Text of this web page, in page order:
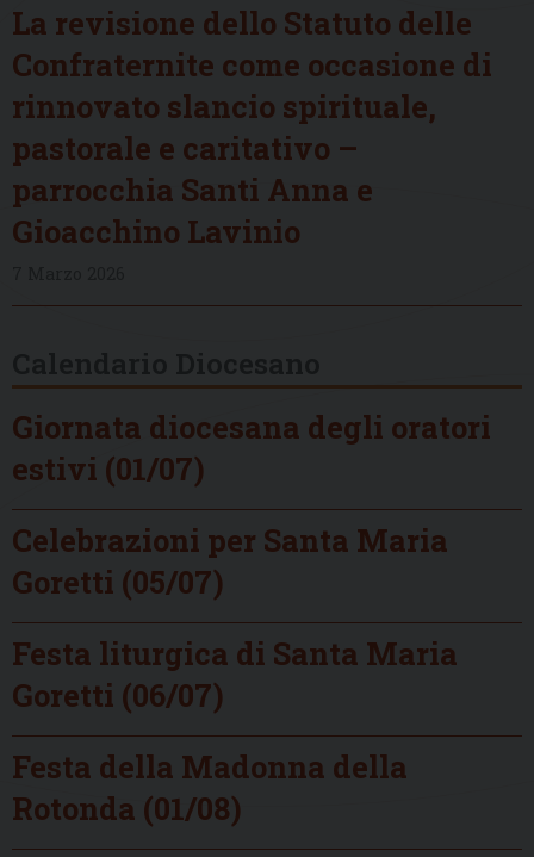
La revisione dello Statuto delle
Confraternite come occasione di
rinnovato slancio spirituale,
pastorale e caritativo –
parrocchia Santi Anna e
Gioacchino Lavinio
Giornata diocesana degli oratori
estivi (01/07)
Celebrazioni per Santa Maria
Goretti (05/07)
Festa liturgica di Santa Maria
Goretti (06/07)
Festa della Madonna della
Rotonda (01/08)